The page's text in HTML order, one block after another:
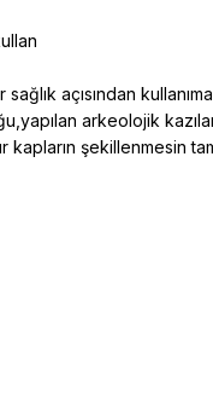
açısından
arkeolojik
şekillenmesin